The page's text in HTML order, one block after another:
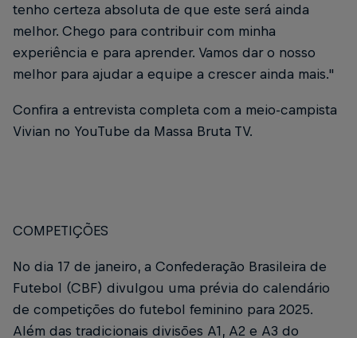
tenho certeza absoluta de que este será ainda
melhor. Chego para contribuir com minha
experiência e para aprender. Vamos dar o nosso
melhor para ajudar a equipe a crescer ainda mais."
Confira a entrevista completa com a meio-campista
Vivian no YouTube da Massa Bruta TV.
COMPETIÇÕES
No dia 17 de janeiro, a Confederação Brasileira de
Futebol (CBF) divulgou uma prévia do calendário
de competições do futebol feminino para 2025.
Além das tradicionais divisões A1, A2 e A3 do